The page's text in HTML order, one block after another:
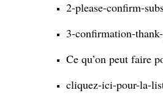
2-please-confirm-
3-confirmation-
Ce qu’on peut faire
cliquez-ici-pour-la-